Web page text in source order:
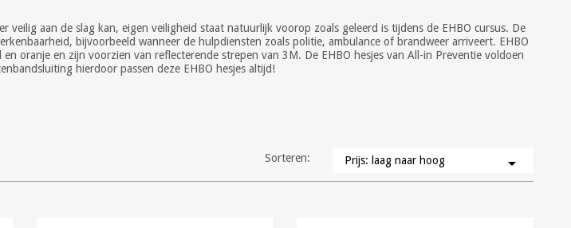
veilig aan de slag kan, eigen veiligheid staat natuurlijk voorop zoals geleerd is tijdens de EHBO cursus. De
bijvoorbeeld wanneer de hulpdiensten zoals politie, ambulance of brandweer arriveert. EHBO
oranje en zijn voorzien van reflecterende strepen van 3M. De EHBO hesjes van All-in Preventie voldoen
hierdoor passen deze EHBO hesjes altijd!
Sorteren: Prijs: laag naar hoog 